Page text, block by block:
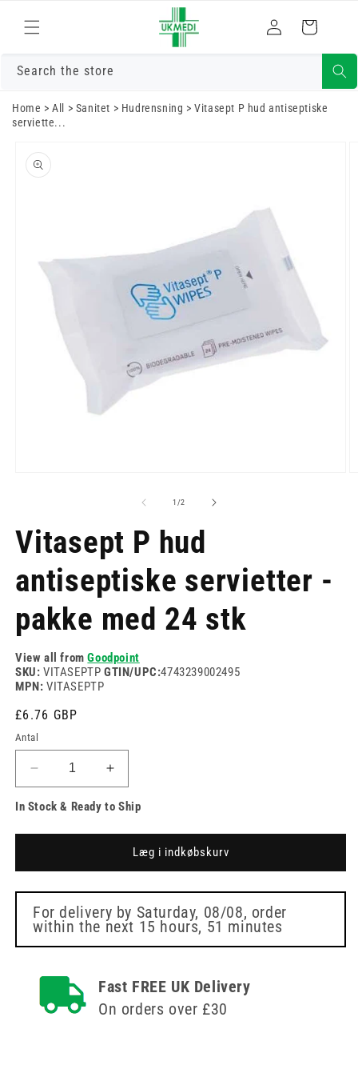
Gå til indhold
Log
ind
Indkøbskurv
Search the store
Home >All > Sanitet > Hudrensning >Vitasept P hud antiseptiske
serviette...
1 /af
2
Vitasept P hud
antiseptiske servietter -
pakke med 24 stk
View all fromGoodpoint
SKU: VITASEPTP GTIN/UPC:4743239002495
MPN: VITASEPTP
Normalpris
£6.76 GBP
Antal
Reducer
antallet
for
antiseptiske
servietter
-
pakke
med
stk
Øg
antallet
for
antiseptiske
servietter
-
pakke
med
In Stock & Ready to Ship
Læg i indkøbskurv
For delivery by Saturday, 08/08, order
within the next 15 hours, 51 minutes
Fast FREE UK Delivery
On orders over £30